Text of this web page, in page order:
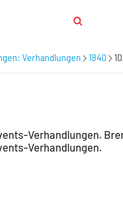
Verhandlungen 1840
Verhandlungen.
Verhandlungen.